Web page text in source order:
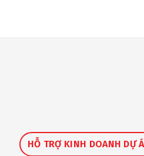
HỖ TRỢ KINH DOANH DỰ